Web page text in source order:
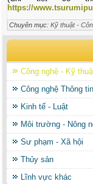
https://
Chuyên mục:Kỹ thuật -
Công nghệ - Kỹ
Công nghệ Thông tin
Kinh tế - Luật
Môi trường - Nông
Sư phạm - Xã hội
Thủy sản
Lĩnh vực khác